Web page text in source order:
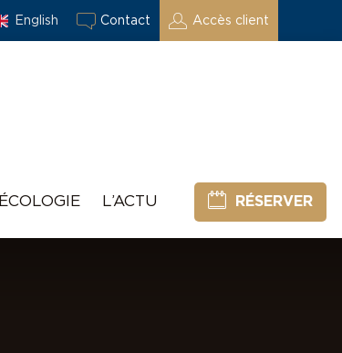
English Contact Accès client
ÉCOLOGIE L’ACTU RÉSERVER